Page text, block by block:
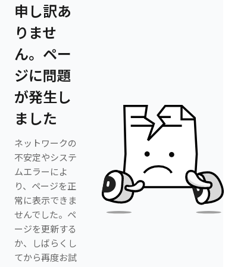
申し訳あ
りませ
ん。ペー
ジに問題
が発生し
ました
ネットワークの
不安定やシステ
ムエラーによ
り、ページを正
常に表示できま
せんでした。ペ
ージを更新する
か、しばらくし
てから再度お試